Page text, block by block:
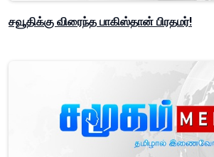
சவூதிக்கு விரைந்த பாகிஸ்தான் பிரதமர்!